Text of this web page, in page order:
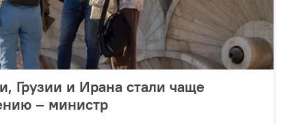
Грузии и Ирана стали чаще
– министр